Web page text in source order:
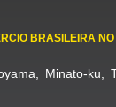
BRASILEIRA
Minato-ku,